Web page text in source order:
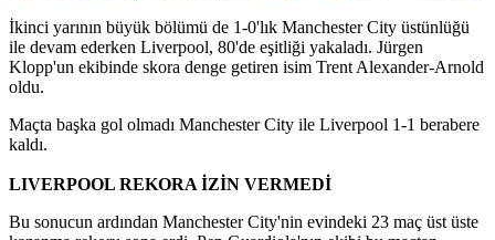
İkinci yarının büyük bölümü de 1-0'lık Manchester City üstünlüğü
ile devam ederken Liverpool, 80'de eşitliği yakaladı. Jürgen
Klopp'un ekibinde skora denge getiren isim Trent Alexander-Arnold
oldu.
Maçta başka gol olmadı Manchester City ile Liverpool 1-1 berabere
kaldı.
LIVERPOOL REKORA İZİN VERMEDİ
Bu sonucun ardından Manchester City'nin evindeki 23 maç üst üste